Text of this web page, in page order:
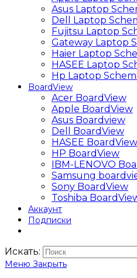
Asus Laptop
Dell Laptop
Fujitsu Laptop
Gateway Laptop
Haier Laptop
HASEE Laptop
Hp Laptop
BoardView
Acer BoardView
Apple BoardView
Asus Boardview
Dell BoardView
HASEE BoardView
HP BoardView
IBM-LENOVO
Samsung
Sony BoardView
Toshiba
Аккаунт
Подписки
Искать:
Меню Закрыть